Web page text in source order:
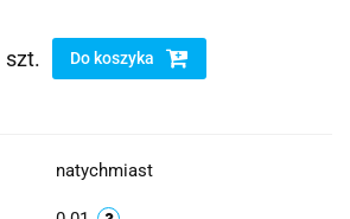
szt. Do koszyka
natychmiast